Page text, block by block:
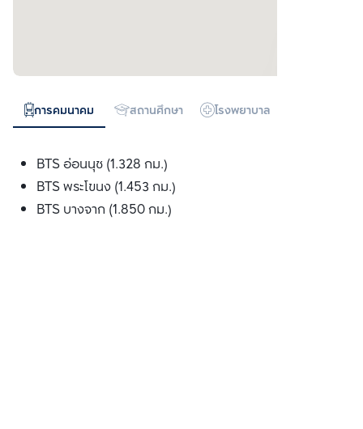
การคมนาคม สถานศึกษา โรงพยาบาล
BTS อ่อนนุช (1.328 กม.)
BTS พระโขนง (1.453 กม.)
BTS บางจาก (1.850 กม.)